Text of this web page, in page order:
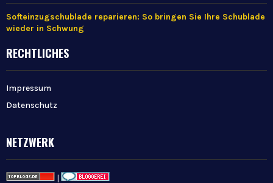
Softeinzugschublade reparieren: So bringen Sie Ihre Schublade
wieder in Schwung
RECHTLICHES
Impressum
Datenschutz
NETZWERK
|